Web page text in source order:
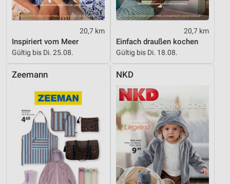
20,7 km
Inspiriert vom Meer
Gültig bis Di. 25.08.
20,7 km
Einfach draußen kochen
Gültig bis Di. 18.08.
Zeemann NKD
Messung der Performance von Inhalten
Analyse von Zielgruppen durch Statistiken oder
Kombinationen von Daten aus verschiedenen
Quellen
Verwendung reduzierter Daten zur Auswahl von
Inhalten
IAB-Besonderheiten:
Verwendung genauer Standortdaten
Geräte anhand von aktiv angeforderten
Informationen identifizieren
Nicht-IAB-Verarbeitungszwecke: